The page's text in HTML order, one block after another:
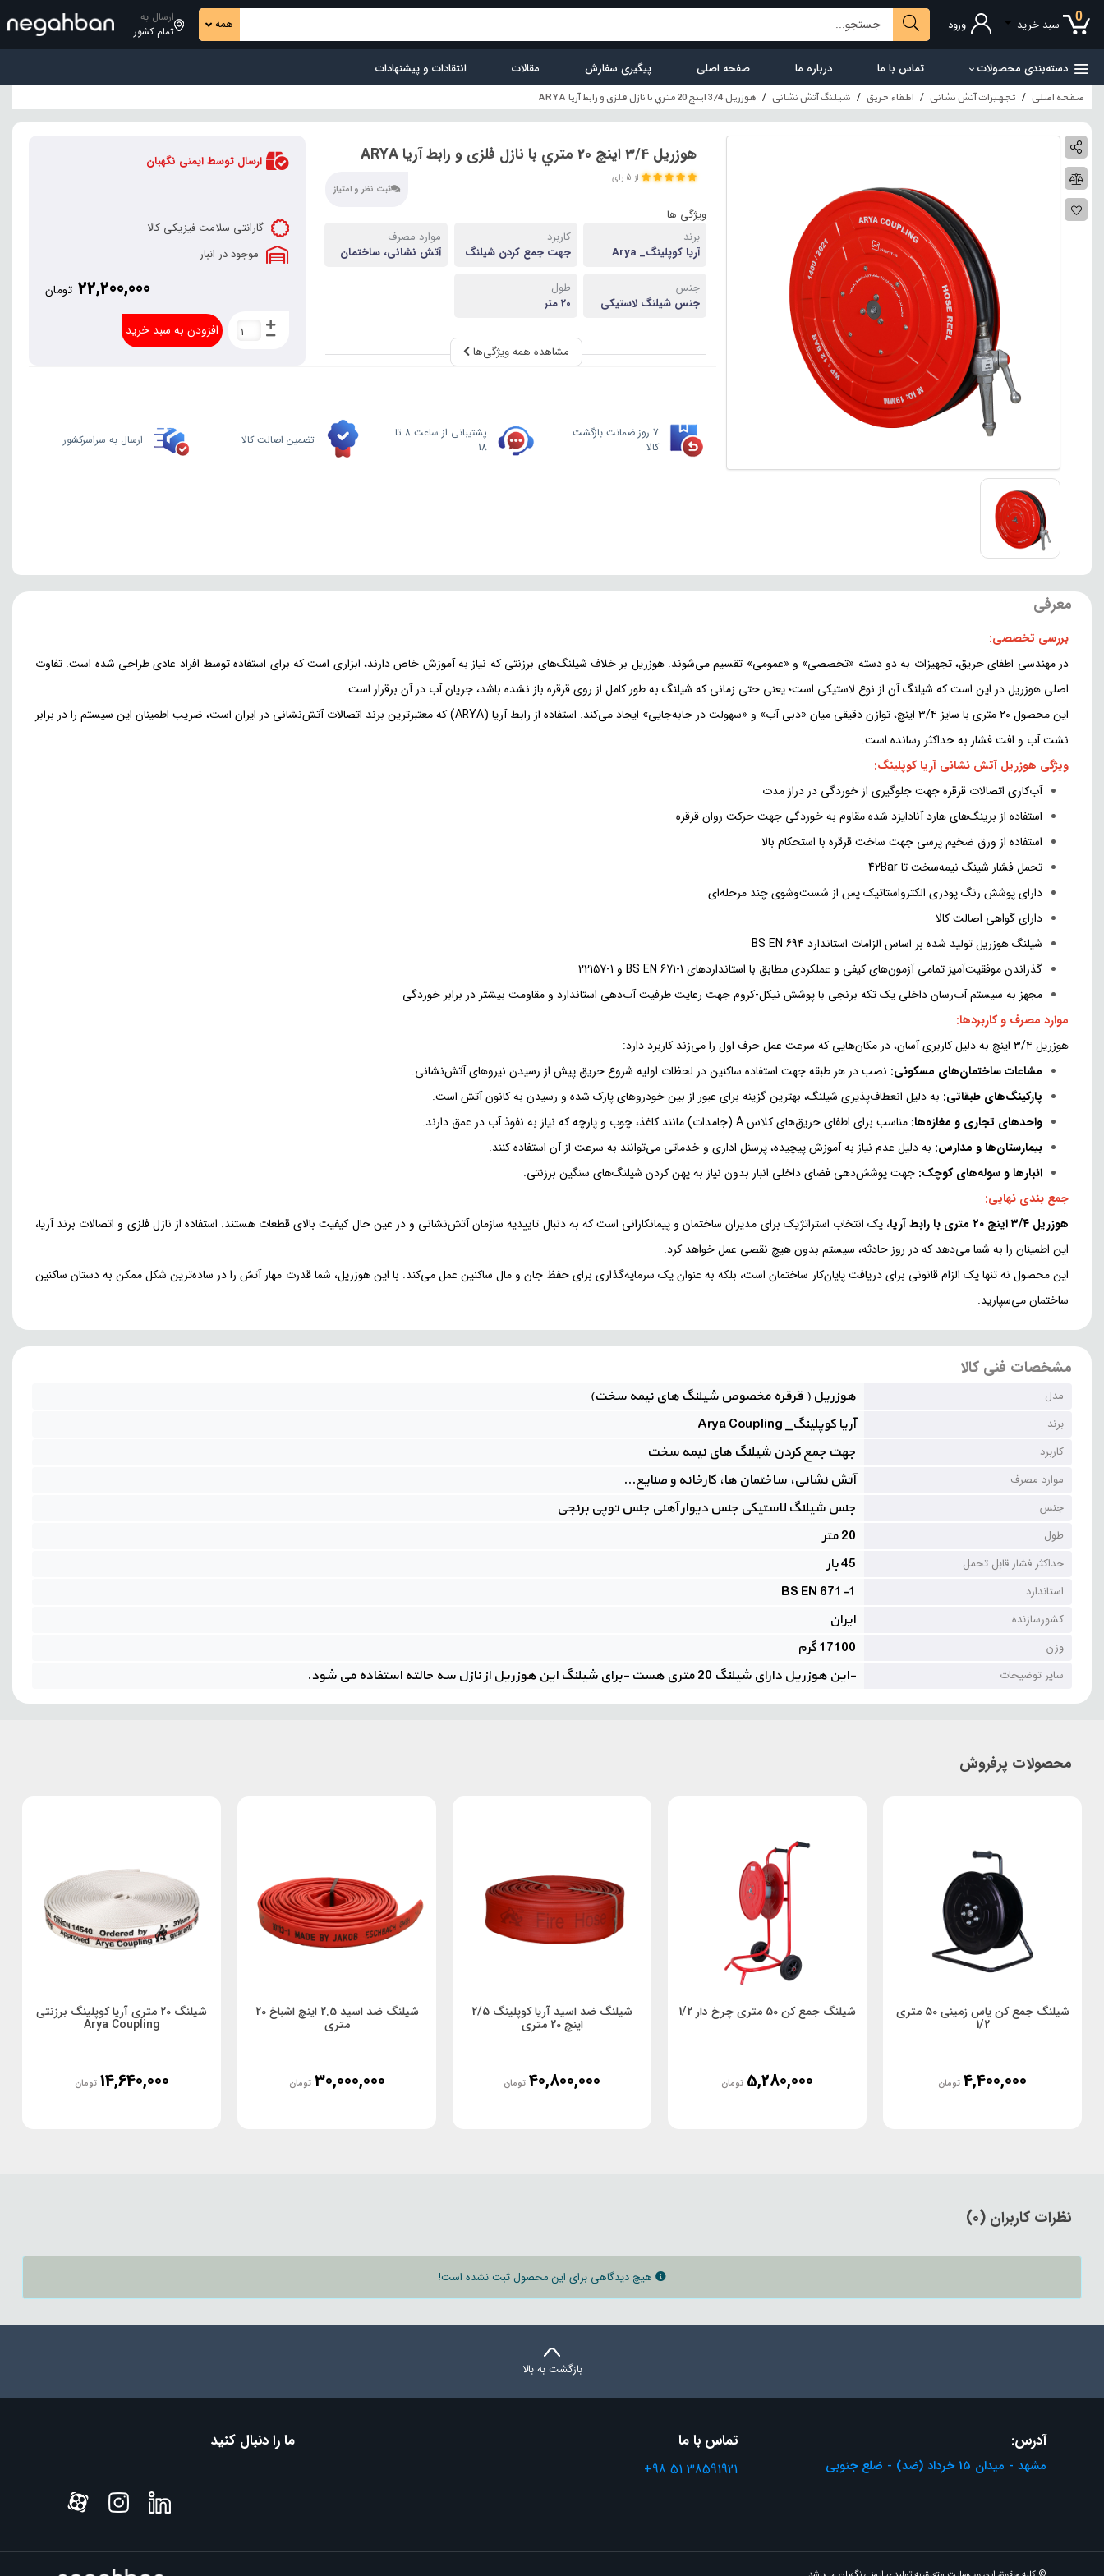
0 سبد خرید ورود همه
ارسال به
تمام کشور
دسته‌بندی محصولات تماس با ما درباره ما صفحه اصلی پیگیری سفارش مقالات انتقادات و پیشنهادات
صفحه اصلی تجهیزات آتش نشانی اطفاء حریق شیلنگ آتش نشانی هوزريل 3/4 اينچ 20 متري با نازل فلزی و رابط آریا ARYA
هوزريل 3/4 اينچ 20 متري با نازل فلزی و رابط آریا ARYA
از 5 رای
ثبت نظر و امتیاز
ویژگی ها
برند
آریا کوپلینگ_ Arya
کاربرد
جهت جمع کردن شیلنگ
موارد مصرف
آتش نشانی، ساختمان
جنس
جنس شیلنگ لاستیکی
طول
20 متر
مشاهده همه ویژگی‌ها
ارسال توسط ایمنی نگهبان
گارانتی سلامت فیزیکی کالا
موجود در انبار
22,200,000 تومان
افزودن به سبد خرید
7 روز ضمانت بازگشت
کالا
پشتیبانی از ساعت 8 تا
18
تضمین اصالت کالا ارسال به سراسرکشور
معرفی
بررسی تخصصی:
در مهندسی اطفای حریق، تجهیزات به دو دسته «تخصصی» و «عمومی» تقسیم می‌شوند. هوزریل بر خلاف شیلنگ‌های برزنتی که نیاز به آموزش خاص دارند، ابزاری است که برای استفاده توسط افراد عادی طراحی شده است. تفاوت
اصلی هوزریل در این است که شیلنگ آن از نوع لاستیکی است؛ یعنی حتی زمانی که شیلنگ به طور کامل از روی قرقره باز نشده باشد، جریان آب در آن برقرار است.
این محصول ۲۰ متری با سایز ۳/۴ اینچ، توازن دقیقی میان «دبی آب» و «سهولت در جابه‌جایی» ایجاد می‌کند. استفاده از رابط آریا (ARYA) که معتبرترین برند اتصالات آتش‌نشانی در ایران است، ضریب اطمینان این سیستم را در برابر
نشت آب و افت فشار به حداکثر رسانده است.
ویژگی هوزریل آتش نشانی آریا کوپلینگ:
آب‌کاری اتصالات قرقره جهت جلوگیری از خوردگی در دراز مدت
استفاده از برینگ‌های هارد آنادایزد شده مقاوم به خوردگی جهت حرکت روان قرقره
استفاده از ورق ضخیم پرسی جهت ساخت قرقره با استحکام بالا
تحمل فشار شینگ نیمه‌سخت تا 42Bar
دارای پوشش رنگ پودری الکترواستاتیک پس از شست‌وشوی چند مرحله‌ای
دارای گواهی اصالت کالا
شیلنگ هوزریل تولید شده بر اساس الزامات استاندارد BS EN 694
گذراندن موفقیت‌آمیز تمامی آزمون‌های کیفی و عملکردی مطابق با استانداردهای BS EN 671-1 و 1-22157
مجهز به سیستم آب‌رسان داخلی یک تکه برنجی با پوشش نیکل-کروم جهت رعایت ظرفیت آب‌دهی استاندارد و مقاومت بیشتر در برابر خوردگی
موارد مصرف و کاربردها:
هوزریل ۳/۴ اینچ به دلیل کاربری آسان، در مکان‌هایی که سرعت عمل حرف اول را می‌زند کاربرد دارد:
مشاعات ساختمان‌های مسکونی: نصب در هر طبقه جهت استفاده ساکنین در لحظات اولیه شروع حریق پیش از رسیدن نیروهای آتش‌نشانی.
پارکینگ‌های طبقاتی: به دلیل انعطاف‌پذیری شیلنگ، بهترین گزینه برای عبور از بین خودروهای پارک شده و رسیدن به کانون آتش است.
واحدهای تجاری و مغازه‌ها: مناسب برای اطفای حریق‌های کلاس A (جامدات) مانند کاغذ، چوب و پارچه که نیاز به نفوذ آب در عمق دارند.
بیمارستان‌ها و مدارس: به دلیل عدم نیاز به آموزش پیچیده، پرسنل اداری و خدماتی می‌توانند به سرعت از آن استفاده کنند.
انبارها و سوله‌های کوچک: جهت پوشش‌دهی فضای داخلی انبار بدون نیاز به پهن کردن شیلنگ‌های سنگین برزنتی.
جمع بندی نهایی:
هوزریل ۳/۴ اینچ ۲۰ متری با رابط آریا
، یک انتخاب استراتژیک برای مدیران ساختمان و پیمانکارانی است که به دنبال تاییدیه سازمان آتش‌نشانی و در عین حال کیفیت بالای قطعات هستند. استفاده از نازل فلزی و اتصالات برند آریا،
این اطمینان را به شما می‌دهد که در روز حادثه، سیستم بدون هیچ نقصی عمل خواهد کرد.
این محصول نه تنها یک الزام قانونی برای دریافت پایان‌کار ساختمان است، بلکه به عنوان یک سرمایه‌گذاری برای حفظ جان و مال ساکنین عمل می‌کند. با این هوزریل، شما قدرت مهار آتش را در ساده‌ترین شکل ممکن به دستان ساکنین
ساختمان می‌سپارید.
مشخصات فنی کالا
مدل هوزریل ( قرقره مخصوص شیلنگ های نیمه سخت)
برند آریا کوپلینگ_ Arya Coupling
کاربرد جهت جمع کردن شیلنگ های نیمه سخت
موارد مصرف آتش نشانی، ساختمان ها، کارخانه و صنایع...
جنس جنس شیلنگ لاستیکی جنس دیوار آهنی جنس توپی برنجی
طول 20 متر
حداکثر فشار قابل تحمل 45 بار
استاندارد BS EN 671-1
کشورسازنده ایران
وزن 17100 گرم
سایر توضیحات -این هوزریل دارای شیلنگ 20 متری هست -برای شیلنگ این هوزریل از نازل سه حالته استفاده می شود.
محصولات پرفروش
شیلنگ جمع کن یاس زمینی 50 متری
1/2
4,400,000 تومان
شیلنگ جمع کن 50 متری چرخ دار 1/2
5,280,000 تومان
شیلنگ ضد اسید آریا کوپلینگ 2/5
اینچ 20 متری
40,800,000 تومان
شیلنگ ضد اسید 2.5 اینچ اشباخ 20
متری
30,000,000 تومان
شیلنگ 20 متری آریا کوپلینگ برزنتی
Arya Coupling
14,640,000 تومان
نظرات کاربران (0)
هیچ دیدگاهی برای این محصول ثبت نشده است!
بازگشت به بالا
آدرس:
مشهد - میدان 15 خرداد (ضد) - ضلع جنوبی
تماس با ما
+98 51 38591921
ما را دنبال کنید